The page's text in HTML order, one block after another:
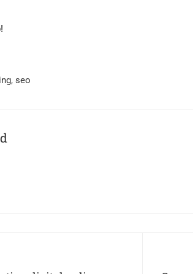
, seo